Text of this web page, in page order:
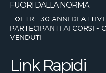
FUORI DALLA NORMA
- OLTRE 30 ANNI DI
PARTECIPANTI AI CORSI -
VENDUTI
Link Rapidi